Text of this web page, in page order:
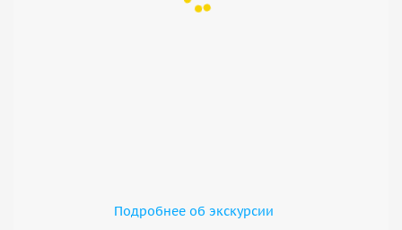
Подробнее об экскурсии